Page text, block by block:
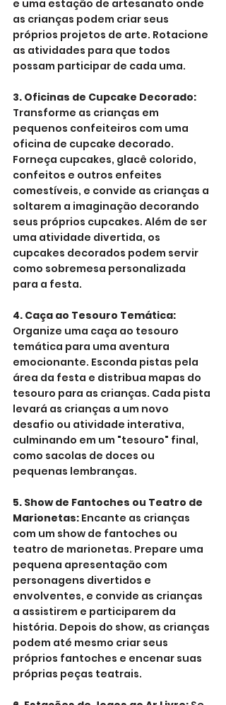
e uma estação de artesanato onde
as crianças podem criar seus
próprios projetos de arte. Rotacione
as atividades para que todos
possam participar de cada uma.
3. Oficinas de Cupcake Decorado:
Transforme as crianças em
pequenos confeiteiros com uma
oficina de cupcake decorado.
Forneça cupcakes, glacê colorido,
confeitos e outros enfeites
comestíveis, e convide as crianças a
soltarem a imaginação decorando
seus próprios cupcakes. Além de ser
uma atividade divertida, os
cupcakes decorados podem servir
como sobremesa personalizada
para a festa.
4. Caça ao Tesouro Temática:
Organize uma caça ao tesouro
temática para uma aventura
emocionante. Esconda pistas pela
área da festa e distribua mapas do
tesouro para as crianças. Cada pista
levará as crianças a um novo
desafio ou atividade interativa,
culminando em um "tesouro" final,
como sacolas de doces ou
pequenas lembranças.
5. Show de Fantoches ou Teatro de
Marionetas: Encante as crianças
com um show de fantoches ou
teatro de marionetas. Prepare uma
pequena apresentação com
personagens divertidos e
envolventes, e convide as crianças
a assistirem e participarem da
história. Depois do show, as crianças
podem até mesmo criar seus
próprios fantoches e encenar suas
próprias peças teatrais.